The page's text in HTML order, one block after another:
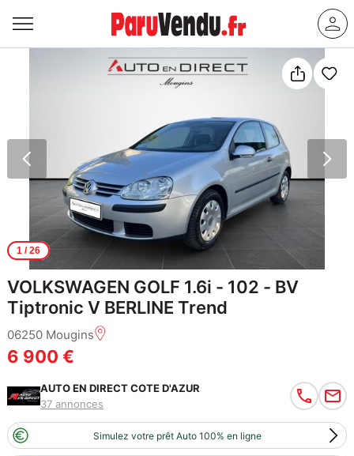
1/ 26
VOLKSWAGEN GOLF 1.6i - 102 - BV
Tiptronic V BERLINE Trend
06250 Mougins
6 900 €
AUTO EN DIRECT COTE D'AZUR
37 annonces
Simulez votre prêt Auto 100% en ligne